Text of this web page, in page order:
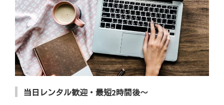
当日レンタル歓迎・最短2時間後～